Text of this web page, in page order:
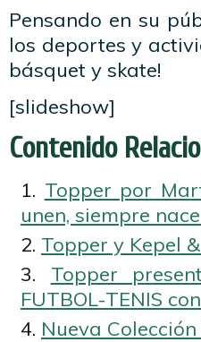
Pensando en su
los deportes y
básquet y skate!
[slideshow]
Contenido
Topper por
unen, siempre
Topper y Kepel
Topper
FUTBOL-TENIS
Nueva